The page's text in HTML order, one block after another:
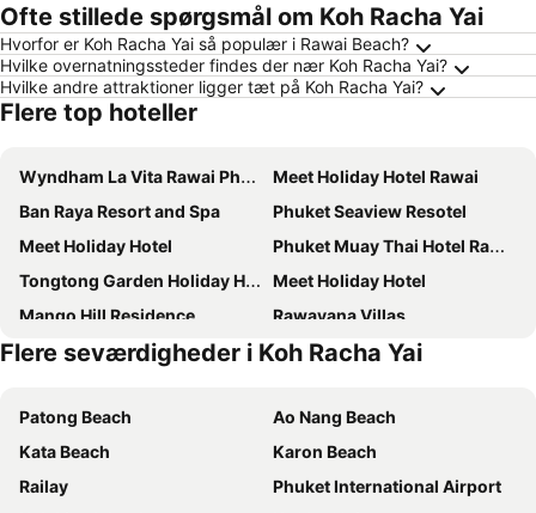
Ofte stillede spørgsmål om Koh Racha Yai
Hvorfor er Koh Racha Yai så populær i Rawai Beach?
Hvilke overnatningssteder findes der nær Koh Racha Yai?
Hvilke andre attraktioner ligger tæt på Koh Racha Yai?
Flere top hoteller
Wyndham La Vita Rawai Phuket
Meet Holiday Hotel Rawai
Ban Raya Resort and Spa
Phuket Seaview Resotel
Meet Holiday Hotel
Phuket Muay Thai Hotel Rawai Beach
Tongtong Garden Holiday Hotel普吉岛通通花园酒店
Meet Holiday Hotel
Mango Hill Residence
Rawayana Villas
New Breakers Hotel Rawai
C-VIEW BOUTIQUE
Ocean Pie Phuket - Adult Only
Blue Paradise Residence
Hotel The Windmill Phuket
Phuket Leisure Time Hotel
Phuket Monaburi Boutique Hotel
The Title KR Beach Condotel
Flere seværdigheder i Koh Racha Yai
Patong Beach
Ao Nang Beach
Kata Beach
Karon Beach
Railay
Phuket International Airport